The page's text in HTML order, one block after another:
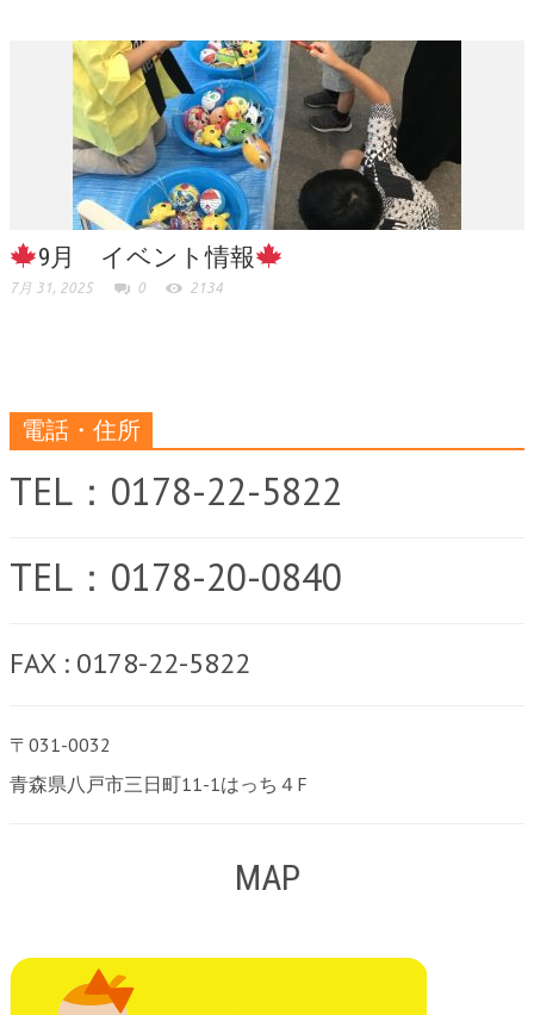
9月 イベント情報
7月 31, 2025 0 2134
電話・住所
TEL：0178-22-5822
TEL：0178-20-0840
FAX : 0178-22-5822
〒031-0032
青森県八戸市三日町11-1はっち４F
MAP